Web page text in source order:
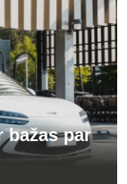
bažas par